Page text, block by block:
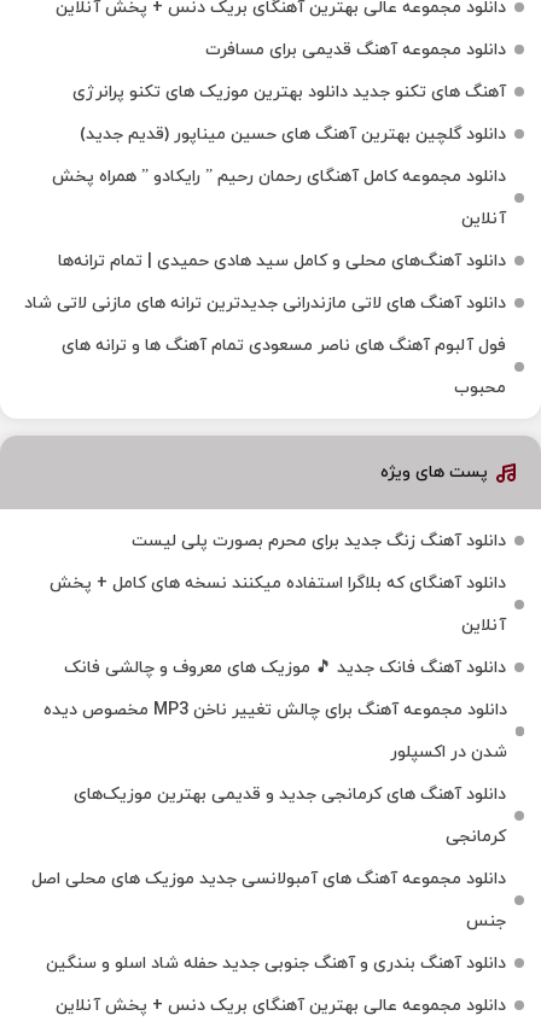
دانلود مجموعه عالی بهترین آهنگای بریک دنس + پخش آنلاین
دانلود مجموعه آهنگ قدیمی برای مسافرت
آهنگ های تکنو جدید دانلود بهترین موزیک های تکنو پرانرژی
دانلود گلچین بهترین آهنگ های حسین میناپور (قدیم جدید)
دانلود مجموعه کامل آهنگای رحمان رحیم ” رایکادو ” همراه پخش
آنلاین
دانلود آهنگ‌های محلی و کامل سید هادی حمیدی | تمام ترانه‌ها
دانلود آهنگ‌ های لاتی مازندرانی جدیدترین ترانه های مازنی لاتی شاد
فول آلبوم آهنگ‌ های ناصر مسعودی تمام آهنگ‌ ها و ترانه‌ های
محبوب
پست های ویژه
دانلود آهنگ زنگ جدید برای محرم بصورت پلی لیست
دانلود آهنگای که بلاگرا استفاده میکنند نسخه های کامل + پخش
آنلاین
دانلود آهنگ فانک جدید 🎵 موزیک‌ های معروف و چالشی فانک
دانلود مجموعه آهنگ برای چالش تغییر ناخن MP3 مخصوص دیده
شدن در اکسپلور
دانلود آهنگ‌ های کرمانجی جدید و قدیمی بهترین موزیک‌های
کرمانجی
دانلود مجموعه آهنگ های آمبولانسی جدید موزیک های محلی اصل
جنس
دانلود آهنگ بندری و آهنگ جنوبی جدید حفله شاد اسلو و سنگین
دانلود مجموعه عالی بهترین آهنگای بریک دنس + پخش آنلاین